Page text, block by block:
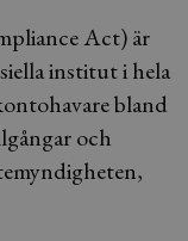
Act) är
institut i hela
bland
och